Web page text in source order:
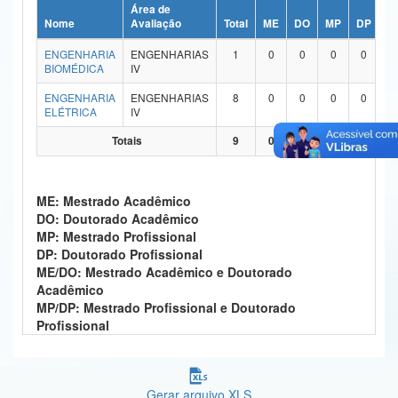
Ministério da Ciência, Tecnologia, Inovações e Comunicações
Ministério do Meio Ambiente
Ministério do Turismo
Ministério do Desenvolvimento Regional
Ministério da Mulher, da Família e dos Direitos Humanos
Secretaria-Geral
Secretaria de Governo
Gabinete de Segurança Institucional
Nome
Área de
Avaliação
Total ME DO MP DP
ENGENHARIA
BIOMÉDICA
ENGENHARIAS
IV
1 0 0 0 0
ENGENHARIA
ELÉTRICA
ENGENHARIAS
IV
8 0 0 0 0
Totais 9 0 0 0 0
ME: Mestrado Acadêmico
DO: Doutorado Acadêmico
MP: Mestrado Profissional
DP: Doutorado Profissional
ME/DO: Mestrado Acadêmico e Doutorado
Acadêmico
MP/DP: Mestrado Profissional e Doutorado
Profissional
Gerar arquivo XLS